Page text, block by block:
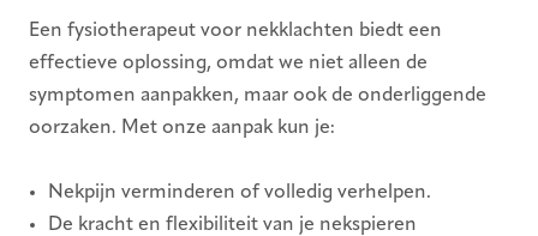
Een fysiotherapeut voor nekklachten biedt een
effectieve oplossing, omdat we niet alleen de
symptomen aanpakken, maar ook de onderliggende
oorzaken. Met onze aanpak kun je:
Nekpijn verminderen of volledig verhelpen.
De kracht en flexibiliteit van je nekspieren